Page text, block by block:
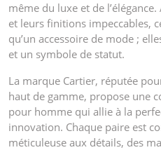
même du luxe et de
et leurs finitions impeccables,
qu’un accessoire de mode ;
et un symbole de statut.
La marque Cartier, réputée
haut de gamme, propose une
pour homme qui allie à la
innovation. Chaque paire est
méticuleuse aux détails, des